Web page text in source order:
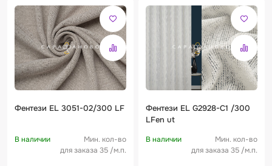
Фентези EL 3051-02/300 LF
В наличии
Мин. кол-во
для заказа 35 /м.п.
Фентези EL G2928-C1 /300
LFen ut
В наличии
Мин. кол-во
для заказа 35 /м.п.